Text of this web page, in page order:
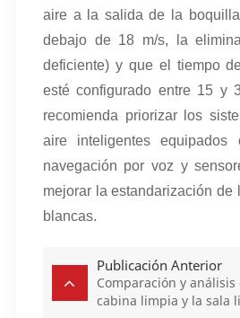
aire a la salida de la
debajo de 18 m/s, la
deficiente) y que el tiempo
esté configurado entre 15 y
recomienda priorizar los
aire inteligentes equipados
navegación por voz y
mejorar la estandarización de
blancas.
Publicación Anterior
Comparación y análisis
cabina limpia y la sala